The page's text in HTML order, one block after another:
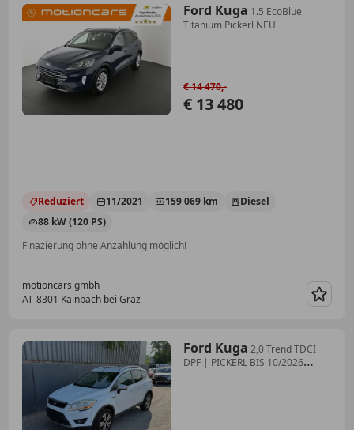
Ford Kuga 1.5 EcoBlue
Titanium Pickerl NEU
€ 13 480
€ 14 470,-
Reduziert 11/2021 159 069 km
Diesel
88 kW (120 PS)
Finazierung ohne Anzahlung möglich!
motioncars gmbh
AT-8301 Kainbach bei Graz
Ford Kuga 2,0 Trend TDCI
DPF | PICKERL BIS 10/2026